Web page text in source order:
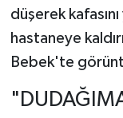
düşerek
hastaneye
Bebek'te
MAGAZİN
MAKALE
POLİTİKA